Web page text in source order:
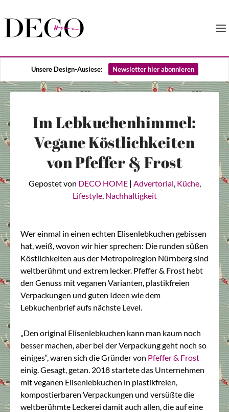
Unsere Design-Auslese: Newsletter hier abonnieren
Im Lebkuchenhimmel:
Vegane Köstlichkeiten
von Pfeffer & Frost
Gepostet von DECO HOME| Advertorial, Küche,
Lifestyle, Nachhaltigkeit
Wer einmal in einen echten Elisenlebkuchen gebissen
hat, weiß, wovon wir hier sprechen: Die runden süßen
Köstlichkeiten aus der Metropolregion Nürnberg sind
weltberühmt und extrem lecker. Pfeffer & Frost hebt
den Genuss mit veganen Varianten, plastikfreien
Verpackungen und guten Ideen wie dem
Lebkuchenbrief aufs nächste Level.
„Den original Elisenlebkuchen kann man kaum noch
besser machen, aber bei der Verpackung geht noch so
einiges“, waren sich die Gründer von Pfeffer & Frost
einig. Gesagt, getan. 2018 startete das Unternehmen
mit veganen Elisenlebkuchen in plastikfreien,
kompostierbaren Verpackungen und versüßte die
weltberühmte Leckerei damit auch allen, die auf eine